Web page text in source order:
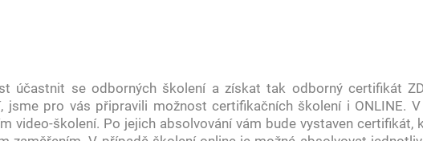
účastnit se odborných školení a získat tak odborný certifikát
jsme pro vás připravili možnost certifikačních školení i ONLINE.
video-školení. Po jejich absolvování vám bude vystaven certifikát,